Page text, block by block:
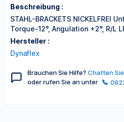
Beschreibung :
STAHL-BRACKETS NICKELFREI
Torque-12°, Angulation +2°, R/L
Hersteller :
Dynaflex
Brauchen Sie Hilfe? Chatten
oder rufen Sie an unter